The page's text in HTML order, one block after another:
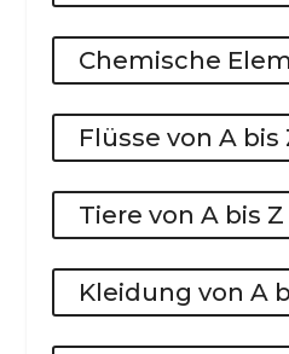
Chemische
Flüsse von A bis
Tiere von A bis Z
Kleidung von A